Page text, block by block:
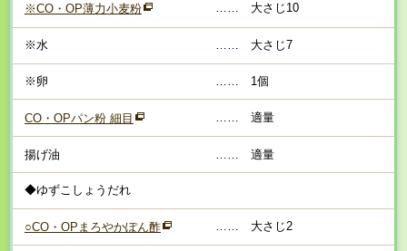
※CO・OP薄力小麦粉 …… 大さじ10
※水 …… 大さじ7
※卵 1個
CO・OPパン粉 細目 適量
揚げ油 適量
◆ゆずこしょうだれ
○CO・OPまろやかぽん酢 …… 大さじ2